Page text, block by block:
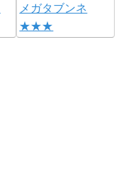
メガタブンネ
★★★